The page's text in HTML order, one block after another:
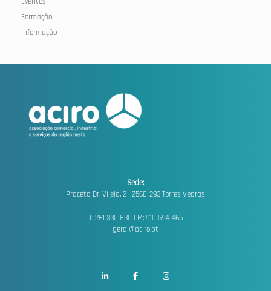
Formação
Informação
Sede:
Praceta Dr. Vilela, 2 | 2560-293 Torres Vedras
T: 261 330 830 | M: 910 594 465
geral@aciro.pt